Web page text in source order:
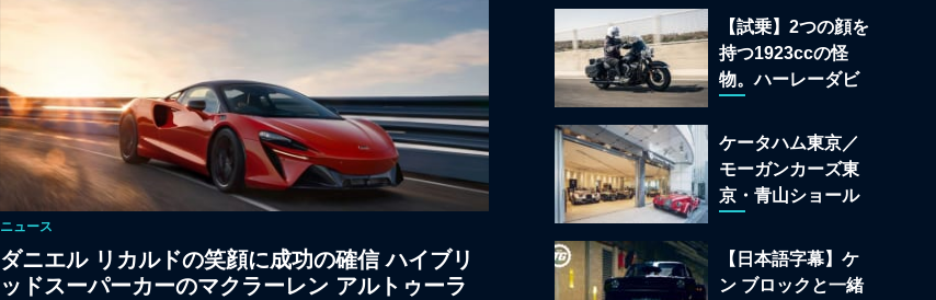
ニュース
ダニエル リカルドの笑顔に成功の確信 ハイブリ
ッドスーパーカーのマクラーレン アルトゥーラ
く、新型
「BULLET 650」
と“時間の質”を愛
する理由
【試乗】2つの顔を
持つ1923ccの怪
物。ハーレーダビ
ォーキーエイト
117」の深淵を覗く
ケータハム東京／
モーガンカーズ東
京・青山ショール
「移動手段」では
なく「人生」だ
【日本語字幕】ケ
ン ブロックと一緒